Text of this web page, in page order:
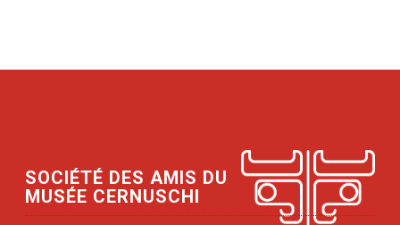
SOCIÉTÉ DES AMIS DU
MUSÉE CERNUSCHI